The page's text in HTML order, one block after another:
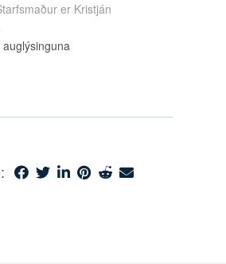
er Kristján